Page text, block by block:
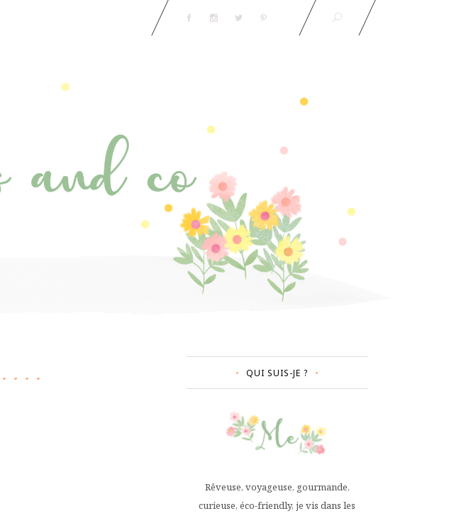
QUI SUIS-JE ?
Rêveuse, voyageuse, gourmande,
curieuse, éco-friendly, je vis dans les